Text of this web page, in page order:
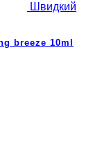
Швидкий
breeze 10ml